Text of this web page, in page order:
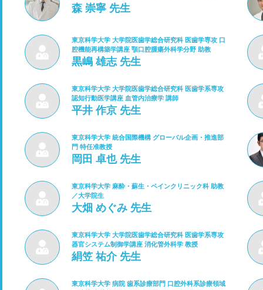
森 崇寧 先生
東京科学大学 大学院医歯学総合研究科 医歯学専攻 口
腔機能再構築学講座 顎口腔腫瘍外科学分野 助教
黒嶋 雄志 先生
東京科学大学 大学院医歯学総合研究科 医歯学系専攻
認知行動医学講座 血管内治療学 講師
平井 作京 先生
東京科学大学 統合国際機構 グローバル企画・推進部
門 特任准教授
岡田 卓也 先生
東京科学大学 麻酔・蘇生・ペインクリニック科 助教
／大学院生
大畑 めぐみ 先生
東京科学大学 大学院医歯学総合研究科 医歯学系専攻
器官システム制御学講座 消化管外科学 教授
絹笠 祐介 先生
東京科学大学 病院 歯系診療部門 口腔外科系診療領域